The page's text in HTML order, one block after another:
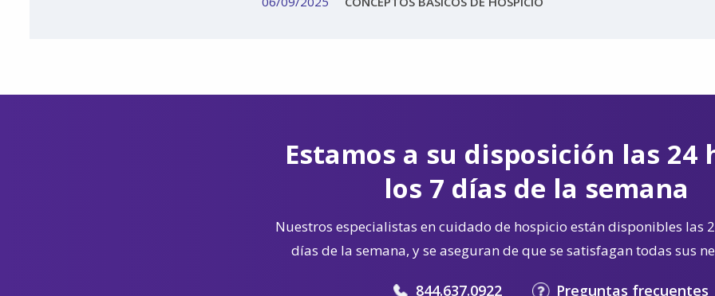
Estamos a su disposición las 24
los 7 días de la semana
Nuestros especialistas en cuidado de hospicio están disponibles las
días de la semana, y se aseguran de que se satisfagan todas sus
844.637.0922 Preguntas frecuentes